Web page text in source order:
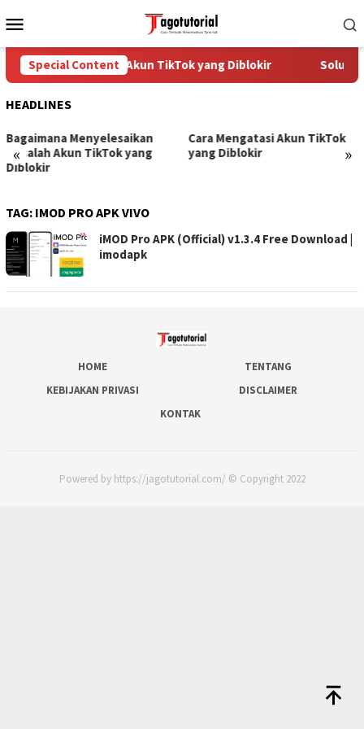
to
Menu
Special Content
Cara Mengatasi Akun TikTok yang Diblokir Solusi
HEADLINES
« »
Bagaimana Menyelesaikan
Masalah Akun TikTok yang
Diblokir
Cara Mengatasi Akun TikTok
yang Diblokir
TAG: IMOD PRO APK VIVO
iMOD Pro APK (Official) v1.3.4 Free Download |
imodapk
HOME
TENTANG
KEBIJAKAN PRIVASI
DISCLAIMER
KONTAK
Powered by https://jagotutorial.com/ © Copyright 2022